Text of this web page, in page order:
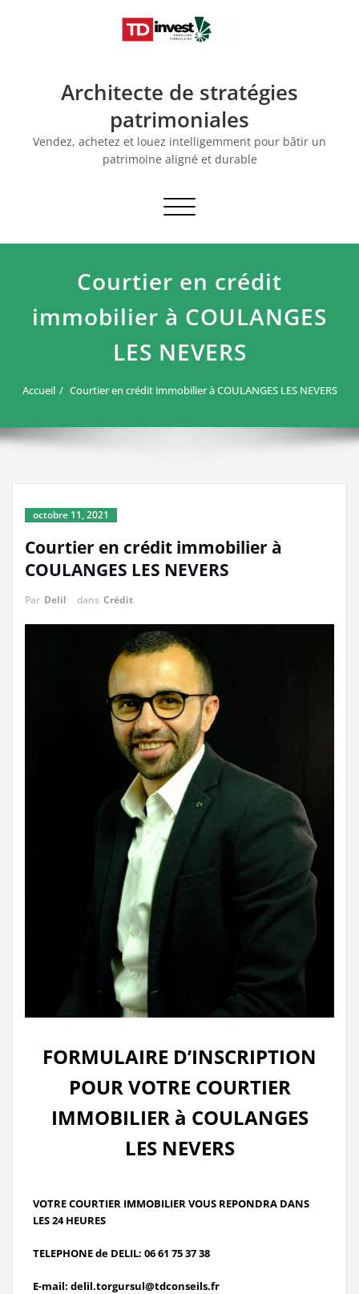
Architecte de stratégies
patrimoniales
Vendez, achetez et louez intelligemment pour bâtir un
patrimoine aligné et durable
Afficher/masquer
navigation
Courtier en crédit
immobilier à COULANGES
LES NEVERS
Accueil Courtier en crédit immobilier à COULANGES LES NEVERS
octobre 11, 2021
Courtier en crédit immobilier à
COULANGES LES NEVERS
Par Delil dans Crédit
FORMULAIRE D’INSCRIPTION
POUR VOTRE COURTIER
IMMOBILIER à COULANGES
LES NEVERS
VOTRE COURTIER IMMOBILIER VOUS REPONDRA DANS
LES 24 HEURES
TELEPHONE de DELIL: 06 61 75 37 38
E-mail: delil.torgursul@tdconseils.fr